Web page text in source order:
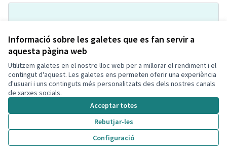
Informació sobre les galetes que es fan servir a
aquesta pàgina web
Utilitzem galetes en el nostre lloc web per a millorar el rendiment i el
contingut d'aquest. Les galetes ens permeten oferir una experiència
d'usuari i uns continguts més personalitzats des dels nostres canals
de xarxes socials.
Acceptar totes
Rebutjar-les
Configuració
Implantación de puntos
Espai Públic